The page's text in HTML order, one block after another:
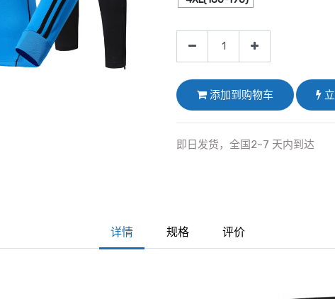
添加到购物车
即日发货，全国2~7 天内到达
详情 规格 评价